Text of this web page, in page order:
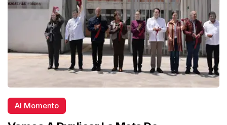
Al Momento